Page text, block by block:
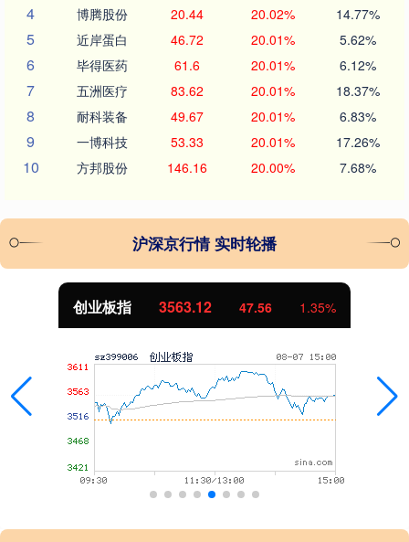
4 博腾股份 20.44 20.02% 14.77%
5 近岸蛋白 46.72 20.01% 5.62%
6 毕得医药 61.6 20.01% 6.12%
7 五洲医疗 83.62 20.01% 18.37%
8 耐科装备 49.67 20.01% 6.83%
9 一博科技 53.33 20.01% 17.26%
10 方邦股份 146.16 20.00% 7.68%
沪深京行情 实时轮播
创业板指 3563.12 47.56 1.35%